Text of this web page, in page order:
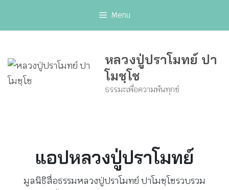
Menu
หลวงปู่ปราโมทย์ ปา
โมชฺโช
ธรรมะเพื่อความพ้นทุกข์
แอปหลวงปู่ปราโมทย์
มูลนิธิสื่อธรรมหลวงปู่ปราโมทย์ ปาโมชฺโชรวบรวม